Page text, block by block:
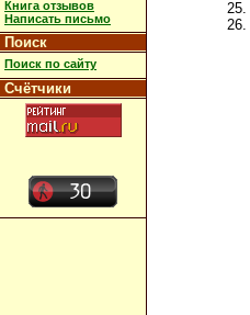
Книга отзывов
Написать письмо
Поиск
Поиск по сайту
Счётчики